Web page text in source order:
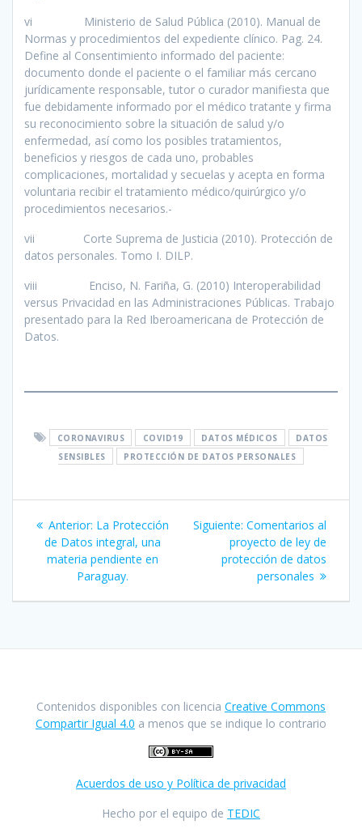
vi Ministerio de Salud Pública (2010). Manual de
Normas y procedimientos del expediente clínico. Pag. 24.
Define al Consentimiento informado del paciente:
documento donde el paciente o el familiar más cercano
jurídicamente responsable, tutor o curador manifiesta que
fue debidamente informado por el médico tratante y firma
su reconocimiento sobre la situación de salud y/o
enfermedad, así como los posibles tratamientos,
beneficios y riesgos de cada uno, probables
complicaciones, mortalidad y secuelas y acepta en forma
voluntaria recibir el tratamiento médico/quirúrgico y/o
procedimientos necesarios.-
vii Corte Suprema de Justicia (2010). Protección de
datos personales. Tomo I. DILP.
viii Enciso, N. Fariña, G. (2010) Interoperabilidad
versus Privacidad en las Administraciones Públicas. Trabajo
presentado para la Red Iberoamericana de Protección de
Datos.
CORONAVIRUS COVID19 DATOS MÉDICOS
DATOS
SENSIBLES
PROTECCIÓN DE DATOS PERSONALES
Navegación
de
entradas
Anterior: Entrada
anterior:
La Protección
de Datos integral, una
materia pendiente en
Paraguay.
Siguiente: Siguiente
entrada:
Comentarios al
proyecto de ley de
protección de datos
personales
Contenidos disponibles con licencia Creative Commons
Compartir Igual 4.0 a menos que se indique lo contrario
Acuerdos de uso y Política de privacidad
Hecho por el equipo de TEDIC